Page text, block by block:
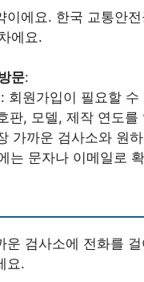
이에요. 한국 교통안
에요.
문:
: 회원가입이 필요할 수
판, 모델, 제작 연도를
가까운 검사소와 원
는 문자나 이메일로
운 검사소에 전화를
요.